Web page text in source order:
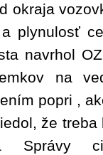
okraja
plynulosť
navrhol
na
popri ,
že
Správy